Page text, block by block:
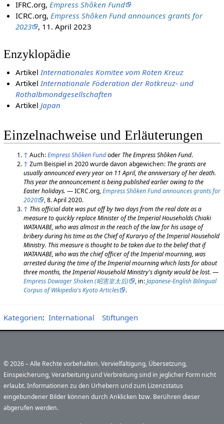
IFRC.org, Empress Shôken Fund
ICRC.org, Empress Shôken Fund announces grants for
2023
, 11. April 2023
Enzyklopädie
ArtikelInternationales Komitee vom Roten Kreuz
ArtikelInternationale Föderation der Rotkreuz- und
Rothalbmondgesellschaften
ArtikelJapan
Einzelnachweise und Erläuterungen
↑ Auch:Empress Shôken Fundoder The Empress Shôken Fund.
↑ Zum Beispiel in 2020 wurde davon abgewichen: The grants are
usually announced every year on 11 April, the anniversary of her death.
This year the announcement is being published earlier owing to the
Easter holidays. — ICRC.org,Empress Shôken Fund announces grants for
2020
, 8. April 2020.
↑ This official date was put off by two days from the real date as a
measure to quickly replace Minister of the Imperial Households Chiaki
WATANABE, who was almost in the reach of the law for his usage of
bribery during his time as the Chief of Kuraryo of the Imperial Household
Ministry. This measure is thought to be taken due to the belief that if
WATANABE, who was the chief officer of the Imperial mourning, was
arrested during the time of the Imperial mourning which lasts for about
three months, the Imperial Household Ministry's dignity would be lost. —
Empress Dowager Shoken (昭憲皇太后)
, in:Japanese-English Bilingual
Corpus of Wikipedia's Kyoto Articles
.
Kategorien: International Stiftungen
© 2026 – Alle Rechte vorbehalten. Vervielfältigung, Übersetzung,
Einspeicherung, Verarbeitung und Verbreitung sind in jeglicher Form nicht
erlaubt. Informationen zu den Urhebern und zum Lizenzstatus
eingebundener Bilder können durch Anklicken bzw. Berühren dieser
abgerufen werden.